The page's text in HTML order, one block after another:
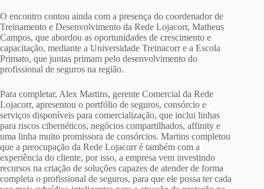
O encontro contou ainda com a presença do coordenador de
Treinamento e Desenvolvimento da Rede Lojacorr, Matheus
Campos, que abordou as oportunidades de crescimento e
capacitação, mediante a Universidade Treinacorr e a Escola
Primato, que juntas primam pelo desenvolvimento do
profissional de seguros na região.
Para completar, Alex Martins, gerente Comercial da Rede
Lojacorr, apresentou o portfólio de seguros, consórcio e
serviços disponíveis para comercialização, que inclui linhas
para riscos cibernéticos, negócios compartilhados, affinity e
uma linha muito promissora de consórcios. Martins completou
que a preocupação da Rede Lojacorr é também com a
experiência do cliente, por isso, a empresa vem investindo
recursos na criação de soluções capazes de atender de forma
completa o profissional de seguros, para que ele possa ter cada